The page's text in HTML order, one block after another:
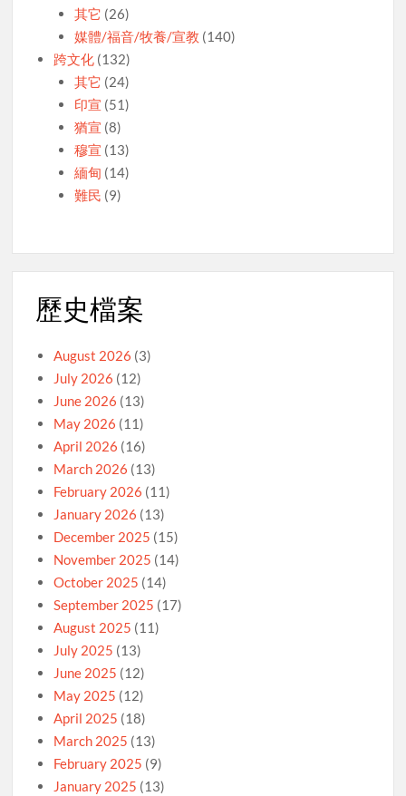
其它 (26)
媒體/福音/牧養/宣教 (140)
跨文化 (132)
其它 (24)
印宣 (51)
猶宣 (8)
穆宣 (13)
緬甸 (14)
難民 (9)
歷史檔案
August 2026 (3)
July 2026 (12)
June 2026 (13)
May 2026 (11)
April 2026 (16)
March 2026 (13)
February 2026 (11)
January 2026 (13)
December 2025 (15)
November 2025 (14)
October 2025 (14)
September 2025 (17)
August 2025 (11)
July 2025 (13)
June 2025 (12)
May 2025 (12)
April 2025 (18)
March 2025 (13)
February 2025 (9)
January 2025 (13)